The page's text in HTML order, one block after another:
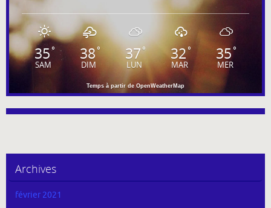
35°
SAM
38°
DIM
37°
LUN
32°
MAR
35°
MER
Temps à partir de OpenWeatherMap
Archives
février 2021